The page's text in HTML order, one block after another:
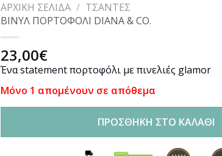
ΑΡΧΙΚΉ ΣΕΛΊΔΑ / ΤΣΆΝΤΕΣ
ΒΙΝΥΛ ΠΟΡΤΟΦΟΛΙ DIANA & CO.
23,00€
Ένα statement πορτοφόλι με πινελιές glamor
Μόνο 1 απομένουν σε απόθεμα
ΠΡΟΣΘΉΚΗ ΣΤΟ ΚΑΛΆΘΙ